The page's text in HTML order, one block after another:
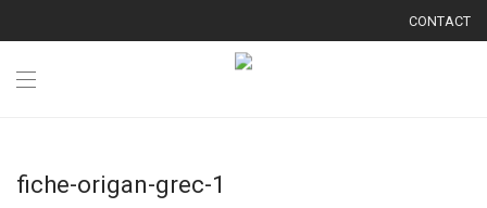
CONTACT
fiche-origan-grec-1